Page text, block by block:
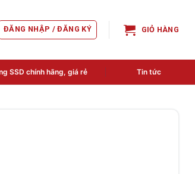
ĐĂNG NHẬP / ĐĂNG KÝ GIỎ HÀNG
SSD chính hãng, giá rẻ Tin tức